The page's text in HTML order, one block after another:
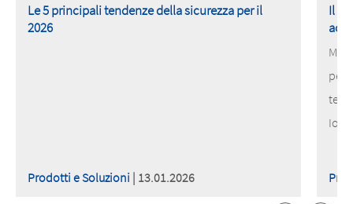
Le 5 principali tendenze della sicurezza per il
2026
Prodotti e Soluzioni | 13.01.2026
Il
IoT